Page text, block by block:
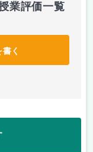
業評価一覧
く